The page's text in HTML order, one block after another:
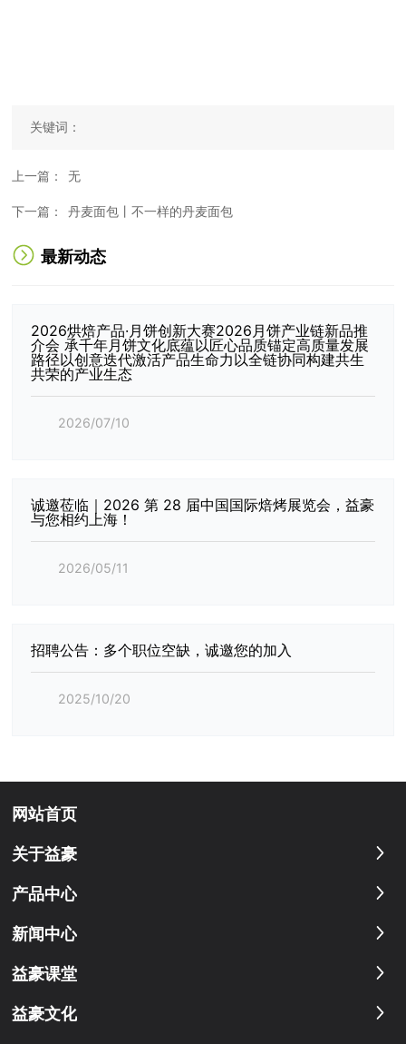
关键词：
上一篇： 无
下一篇： 丹麦面包丨不一样的丹麦面包
最新动态
2026烘焙产品·月饼创新大赛2026月饼产业链新品推
介会 承千年月饼文化底蕴以匠心品质锚定高质量发展
路径以创意迭代激活产品生命力以全链协同构建共生
共荣的产业生态
2026/07/10
诚邀莅临｜2026 第 28 届中国国际焙烤展览会，益豪
与您相约上海！
2026/05/11
招聘公告：多个职位空缺，诚邀您的加入
2025/10/20
网站首页
关于益豪
产品中心
新闻中心
益豪课堂
益豪文化